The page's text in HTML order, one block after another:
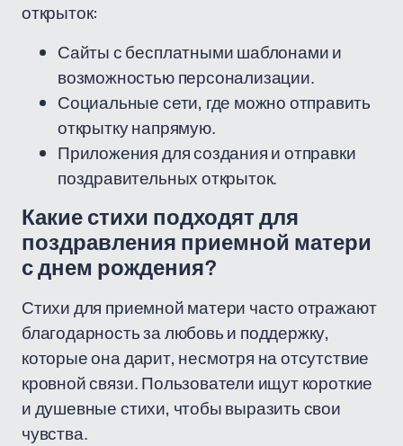
открыток:
Сайты с бесплатными шаблонами и
возможностью персонализации.
Социальные сети, где можно отправить
открытку напрямую.
Приложения для создания и отправки
поздравительных открыток.
Какие стихи подходят для
поздравления приемной матери
с днем рождения?
Стихи для приемной матери часто отражают
благодарность за любовь и поддержку,
которые она дарит, несмотря на отсутствие
кровной связи. Пользователи ищут короткие
и душевные стихи, чтобы выразить свои
чувства.